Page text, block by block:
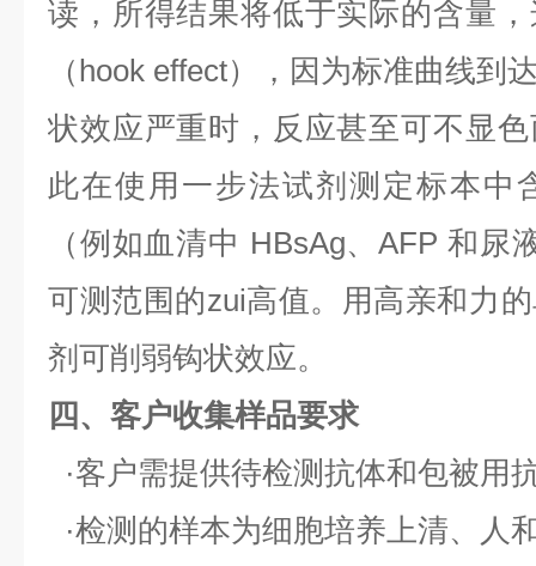
读，所得结果将低于实际的含量
（hook effect），因为标准曲线到
状效应严重时，反应甚至可不显
此在使用一步法试剂测定标本中
（例如血清中 HBsAg、AFP和尿
可测范围的zui高值。用高亲和力
剂可削弱钩状效应。
四、客户收集样品要求
·客户需提供待检测抗体和包被用
·检测的样本为细胞培养上清、人